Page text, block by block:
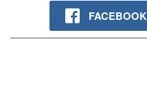
FACEBOOK